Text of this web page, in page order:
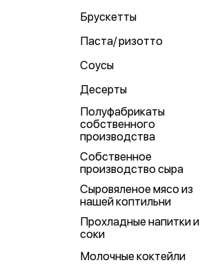
Брускетты
Паста/ ризотто
Соусы
Десерты
Полуфабрикаты
собственного
производства
Собственное
производство сыра
Сыровяленое мясо из
нашей коптильни
Прохладные напитки и
соки
Молочные коктейли